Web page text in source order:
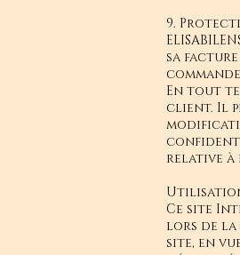
9.
sa
En tout
client. Il
relative à
Ce site
lors de la
site, en